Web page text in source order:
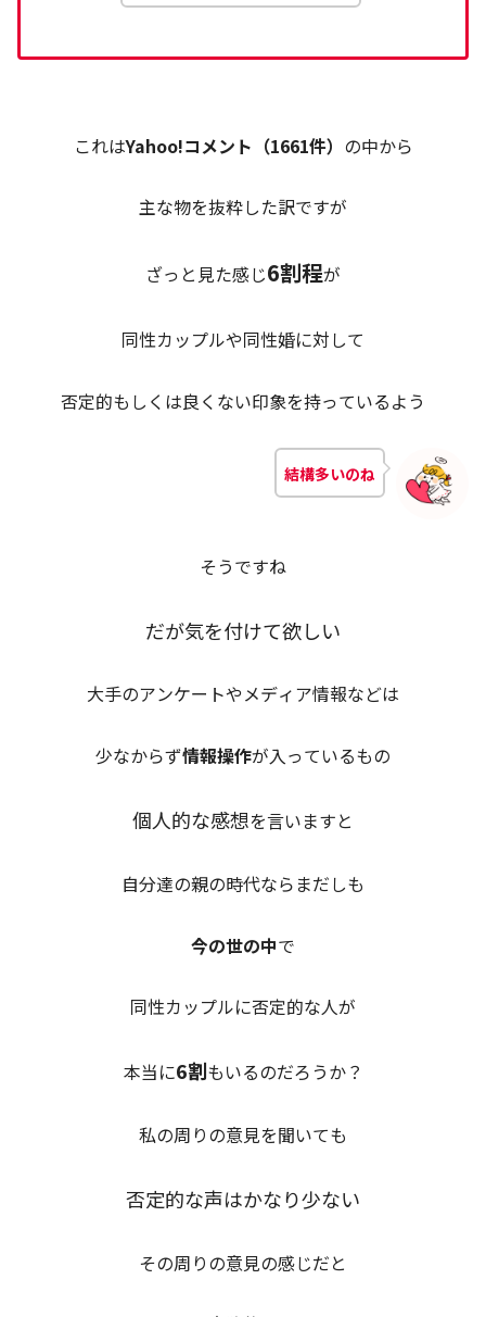
これはYahoo!コメント（1661件） の中から
主な物を抜粋した訳ですが
ざっと見た感じ6割程が
同性カップルや同性婚に対して
否定的もしくは良くない印象を持っているよう
結構多いのね
そうですね
だが気を付けて欲しい
大手のアンケートやメディア情報などは
少なからず情報操作が入っているもの
個人的な感想を言いますと
自分達の親の時代ならまだしも
今の世の中で
同性カップルに否定的な人が
本当に6割もいるのだろうか？
私の周りの意見を聞いても
否定的な声はかなり少ない
その周りの意見の感じだと